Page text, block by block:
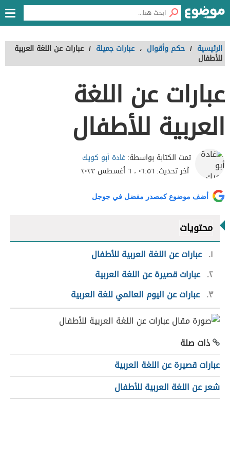
الرئيسية / حكم وأقوال ، عبارات جميلة / عبارات عن اللغة العربية
للأطفال
عبارات عن اللغة
العربية للأطفال
تمت الكتابة بواسطة:غادة أبو كويك
آخر تحديث: ٠٦:٥٦ ، ٦ أغسطس ٢٠٢٣
أضف موضوع كمصدر مفضل في جوجل
محتويات
١ عبارات عن اللغة العربية للأطفال
٢ عبارات قصيرة عن اللغة العربية
٣ عبارات عن اليوم العالمي للغة العربية
ذات صلة
عبارات قصيرة عن اللغة العربية
شعر عن اللغة العربية للأطفال